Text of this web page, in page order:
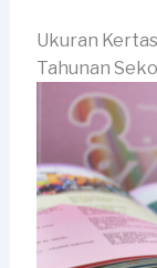
Ukuran
Tahunan